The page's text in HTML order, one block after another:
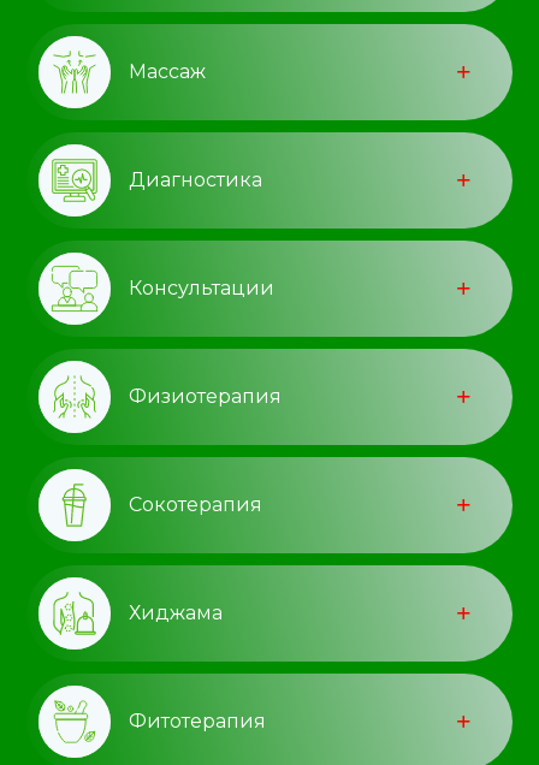
Массаж
Диагностика
Консультации
Физиотерапия
Сокотерапия
Хиджама
Фитотерапия